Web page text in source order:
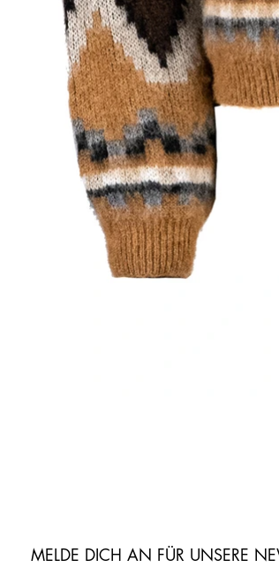
MELDE DICH AN FÜR UNSERE